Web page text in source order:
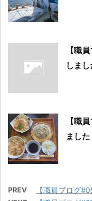
【職
しまし
【職
ました
PREV 【職員ブログ